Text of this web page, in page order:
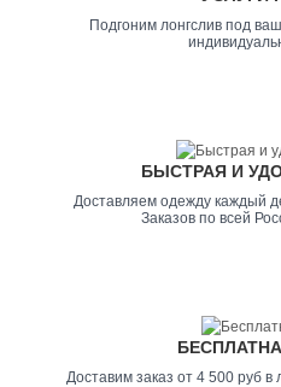
Подгоним лонгслив под
БЫСТРАЯ И
Доставляем одежду каждый
Заказов по всей
Доставим заказ от 4 500 руб